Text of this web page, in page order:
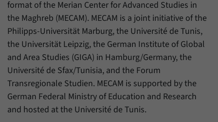
format of the Merian Center for Advanced Studies in
the Maghreb (MECAM). MECAM is a joint initiative of the
Philipps-Universität Marburg, the Université de Tunis,
the Universität Leipzig, the German Institute of Global
and Area Studies (GIGA) in Hamburg/Germany, the
Université de Sfax/Tunisia, and the Forum
Transregionale Studien. MECAM is supported by the
German Federal Ministry of Education and Research
and hosted at the Université de Tunis.